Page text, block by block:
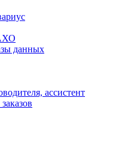
данных
ассистент